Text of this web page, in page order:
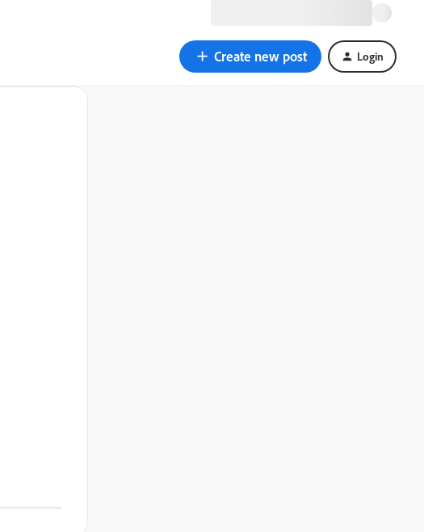
Create new post Login